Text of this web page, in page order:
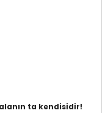
ta kendisidir!